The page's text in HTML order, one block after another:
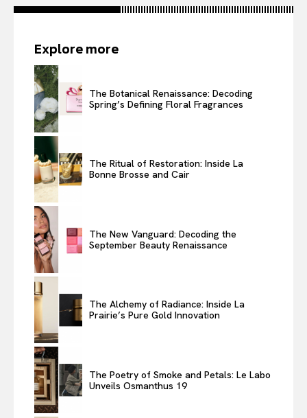
Explore more
The Botanical Renaissance: Decoding
Spring’s Defining Floral Fragrances
The Ritual of Restoration: Inside La
Bonne Brosse and Cair
The New Vanguard: Decoding the
September Beauty Renaissance
The Alchemy of Radiance: Inside La
Prairie’s Pure Gold Innovation
The Poetry of Smoke and Petals: Le Labo
Unveils Osmanthus 19